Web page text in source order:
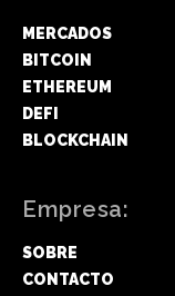
MERCADOS
BITCOIN
ETHEREUM
DEFI
BLOCKCHAIN
Empresa:
SOBRE
CONTACTO